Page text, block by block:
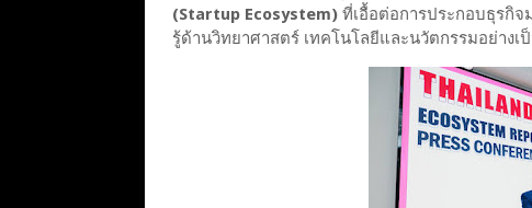
(Startup Ecosystem) ที่เอื้อต่อการประกอบธุรกิจ
รู้ด้านวิทยาศาสตร์ เทคโนโลยีและนวัตกรรมอย่างเ